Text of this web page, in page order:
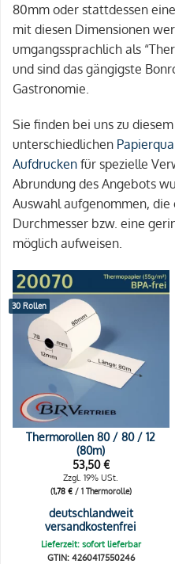
80mm oder stattdessen
mit diesen Dimensionen
umgangssprachlich als
und sind das gängigste
Gastronomie.
Sie finden bei uns zu
unterschiedlichen
Aufdrucken für spezielle
Abrundung des Angebots
Auswahl aufgenommen,
Durchmesser bzw. eine
möglich aufweisen.
30 Rollen
Thermorollen 80 / 80 / 12
(80m)
53,50€
Zzgl. 19% USt.
(1,78 €/ 1 Thermorolle)
deutschlandweit
versandkostenfrei
Lieferzeit: sofort lieferbar
GTIN: 4260417550246